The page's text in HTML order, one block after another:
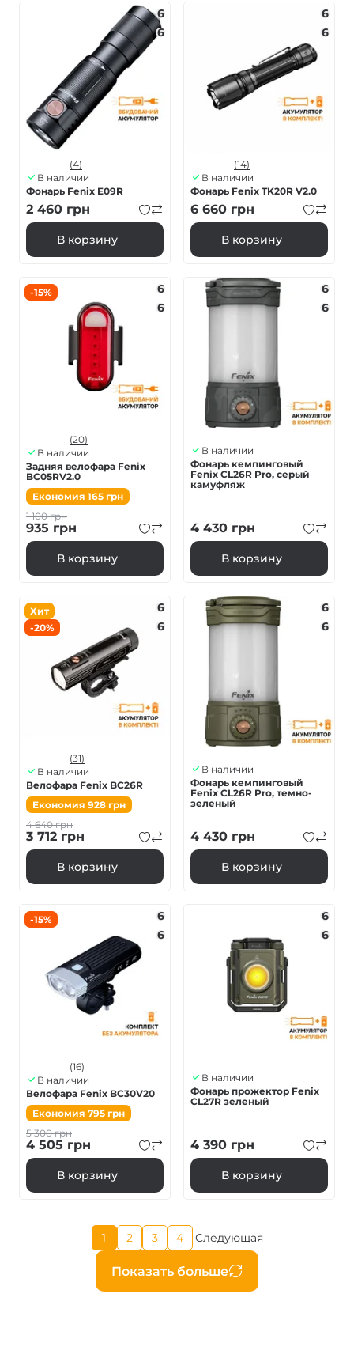
6
6
(4)
В наличии
Фонарь Fenix E09R
2 460 грн
В корзину
6
6
(14)
В наличии
Фонарь Fenix TK20R V2.0
6 660 грн
В корзину
-15%
6
6
(20)
В наличии
Задняя велофара Fenix
BC05RV2.0
Економия 165 грн
1 100грн
935 грн
В корзину
6
6
В наличии
Фонарь кемпинговый
Fenix ​​CL26R Pro, серый
камуфляж
4 430 грн
В корзину
Хит
-20%
6
6
(31)
В наличии
Велофара Fenix BC26R
Економия 928 грн
4 640грн
3 712 грн
В корзину
6
6
В наличии
Фонарь кемпинговый
Fenix ​​CL26R Pro, темно-
зеленый
4 430 грн
В корзину
-15%
6
6
(16)
В наличии
Велофара Fenix BC30V20
Економия 795 грн
5 300грн
4 505 грн
В корзину
6
6
В наличии
Фонарь прожектор Fenix ​​
CL27R зеленый
4 390 грн
В корзину
Нумерация
страниц
Показать больше
Текущая
страница
1
Страница
2
Страница
3
Страница
4
Следующая
страница
Следующая